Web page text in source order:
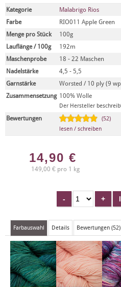
Kategorie
Malabrigo Rios
Farbe
RIO011 Apple Green
Menge pro Stück
100g
Lauflänge / 100g
192m
Maschenprobe
18 - 22 Maschen
Nadelstärke
4,5 - 5,5
Garnstärke
Worsted / 10 ply (9
Zusammensetzung 100% Wolle
Der Hersteller
Bewertungen
(52)
lesen / schreiben
14,90 €
149,00 € pro 1 kg
Farbauswahl Details Bewertungen (52)